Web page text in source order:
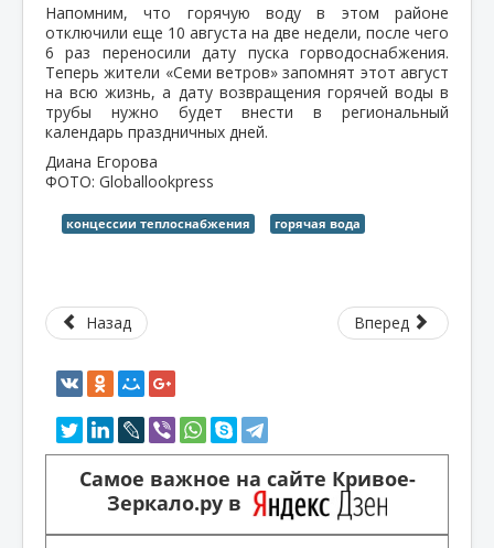
Напомним, что горячую воду в этом районе
отключили еще 10 августа на две недели, после чего
6 раз переносили дату пуска горводоснабжения.
Теперь жители «Семи ветров» запомнят этот август
на всю жизнь, а дату возвращения горячей воды в
трубы нужно будет внести в региональный
календарь праздничных дней.
Диана Егорова
ФОТО: Globallookpress
концессии теплоснабжения горячая вода
Назад Вперед
Самое важное на сайте Кривое-
Зеркало.ру в